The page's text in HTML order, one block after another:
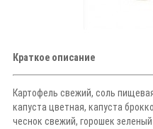
Краткое описание
Картофель свежий, соль
капуста цветная, капуста
чеснок свежий, горошек